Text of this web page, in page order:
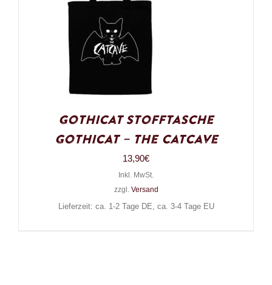
Gothicat Stofftasche
Gothicat – The Catcave
13,90€
Inkl. MwSt.
zzgl. Versand
Lieferzeit: ca. 1-2 Tage DE, ca. 3-4 Tage EU